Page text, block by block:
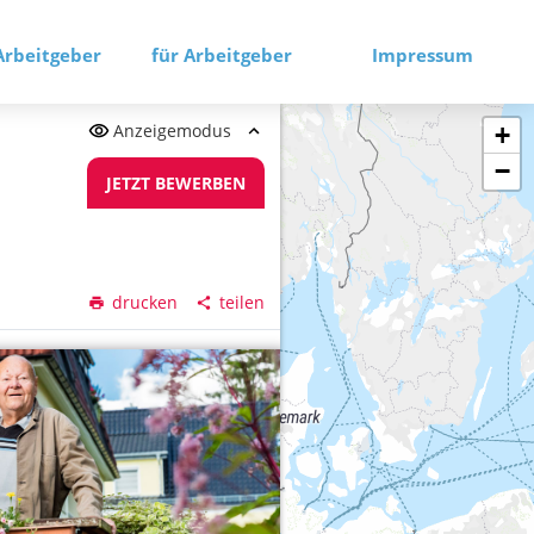
für Arbeitgeber Impressum
Anzeigemodus
JETZT BEWERBEN
drucken teilen
+
−